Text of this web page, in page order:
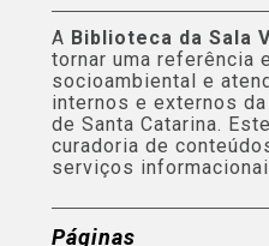
A Biblioteca da Sala
tornar uma referência
socioambiental e
internos e externos
de Santa Catarina.
curadoria de
serviços
Páginas